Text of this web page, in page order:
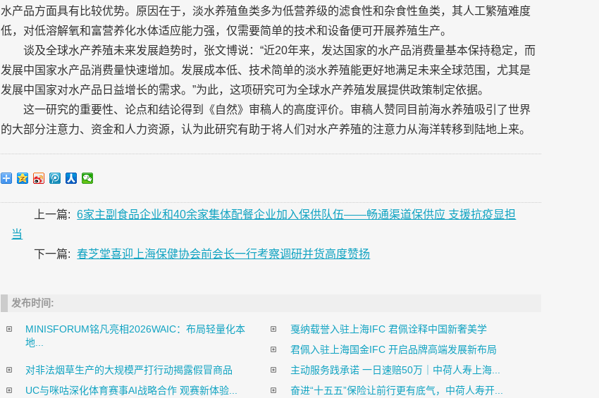
水产品方面具有比较优势。原因在于，淡水养殖鱼类多为低营养级的滤食性和杂食性鱼类，其人工繁殖难度
低，对低溶解氧和富营养化水体适应能力强，仅需要简单的技术和设备便可开展养殖生产。
谈及全球水产养殖未来发展趋势时，张文博说：“近20年来，发达国家的水产品消费量基本保持稳定，而
发展中国家水产品消费量快速增加。发展成本低、技术简单的淡水养殖能更好地满足未来全球范围，尤其是
发展中国家对水产品日益增长的需求。”为此，这项研究可为全球水产养殖发展提供政策制定依据。
这一研究的重要性、论点和结论得到《自然》审稿人的高度评价。审稿人赞同目前海水养殖吸引了世界
的大部分注意力、资金和人力资源，认为此研究有助于将人们对水产养殖的注意力从海洋转移到陆地上来。
上一篇:
6家主副食品企业和40余家集体配餐企业加入保供队伍——畅通渠道保供应 支援抗疫显担
当
下一篇:
春芝堂喜迎上海保健协会前会长一行考察调研并货高度赞扬
发布时间:
MINISFORUM铭凡亮相2026WAIC：布局轻量化本
地...
戛纳载誉入驻上海IFC 君佩诠释中国新奢美学
君佩入驻上海国金IFC 开启品牌高端发展新布局
对非法烟草生产的大规模严打行动揭露假冒商品
主动服务践承诺 一日速赔50万｜中荷人寿上海...
UC与咪咕深化体育赛事AI战略合作 观赛新体验...
奋进“十五五”保险让前行更有底气，中荷人寿开...